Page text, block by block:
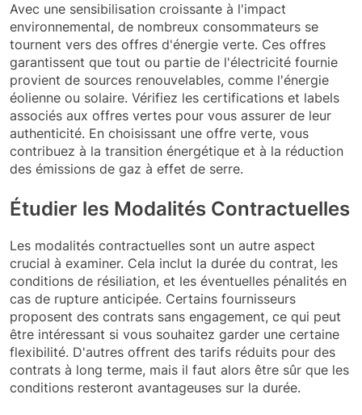
Avec une sensibilisation croissante à l'impact
environnemental, de nombreux consommateurs se
tournent vers des offres d'énergie verte. Ces offres
garantissent que tout ou partie de l'électricité fournie
provient de sources renouvelables, comme l'énergie
éolienne ou solaire. Vérifiez les certifications et labels
associés aux offres vertes pour vous assurer de leur
authenticité. En choisissant une offre verte, vous
contribuez à la transition énergétique et à la réduction
des émissions de gaz à effet de serre.
Étudier les Modalités Contractuelles
Les modalités contractuelles sont un autre aspect
crucial à examiner. Cela inclut la durée du contrat, les
conditions de résiliation, et les éventuelles pénalités en
cas de rupture anticipée. Certains fournisseurs
proposent des contrats sans engagement, ce qui peut
être intéressant si vous souhaitez garder une certaine
flexibilité. D'autres offrent des tarifs réduits pour des
contrats à long terme, mais il faut alors être sûr que les
conditions resteront avantageuses sur la durée.